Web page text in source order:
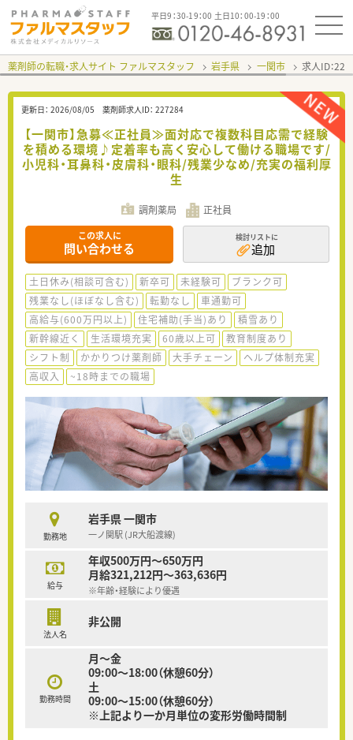
平日9：30-19：00 土日10：00-19：00
薬剤師の転職・求人サイト ファルマスタッフ 岩手県 一関市 求人ID：
更新日： 2026/08/05 薬剤師求人ID： 227284
【一関市】急募≪正社員≫面対応で複数科目応需で経験
を積める環境♪定着率も高く安心して働ける職場です/
小児科・耳鼻科・皮膚科・眼科/残業少なめ/充実の福利厚
生
調剤薬局 正社員
この求人に
問い合わせる
検討リストに
追加
土日休み(相談可含む) 新卒可 未経験可
ブランク可
残業なし(ほぼなし含む)
転勤なし
車通勤可
高給与(600万円以上)
住宅補助(手当)あり
積雪あり
新幹線近く
生活環境充実 60歳以上可
教育制度あり
シフト制
かかりつけ薬剤師 大手チェーン
ヘルプ体制充実
高収入
~18時までの職場
勤務地
岩手県 一関市
一ノ関駅 (JR大船渡線)
給与
年収500万円～650万円
月給321,212円～363,636円
※年齢・経験により優遇
法人名
非公開
勤務時間
月〜金
09:00〜18:00（休憩60分）
土
09:00〜15:00（休憩60分）
※上記より一か月単位の変形労働時間制